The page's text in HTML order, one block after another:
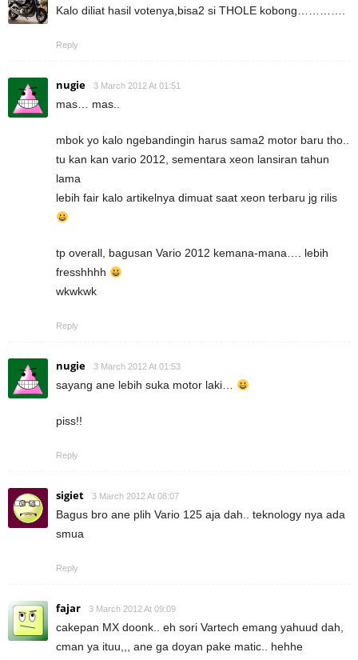
Kalo diliat hasil votenya,bisa2 si THOLE kobong………….
Reply
nugie 3 March 2012 At 01:51
mas… mas..
mbok yo kalo ngebandingin harus sama2 motor baru tho..
tu kan kan vario 2012, sementara xeon lansiran tahun
lama
lebih fair kalo artikelnya dimuat saat xeon terbaru jg rilis
tp overall, bagusan Vario 2012 kemana-mana…. lebih
fresshhhh
wkwkwk
Reply
nugie 3 March 2012 At 01:53
sayang ane lebih suka motor laki…
piss!!
Reply
sigiet 3 March 2012 At 08:07
Bagus bro ane plih Vario 125 aja dah.. teknology nya ada
smua
Reply
fajar 3 March 2012 At 09:09
cakepan MX doonk.. eh sori Vartech emang yahuud dah,
cman ya ituu,,, ane ga doyan pake matic.. hehhe